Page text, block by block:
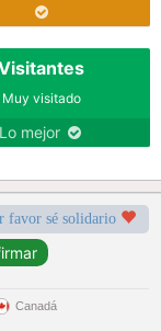
Muy visitado
Lo mejor
favor sé solidario
Canadá